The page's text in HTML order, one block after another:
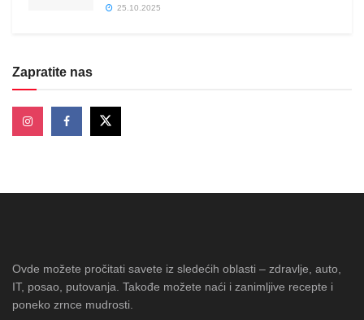
25.10.2025
Zapratite nas
Ovde možete pročitati savete iz sledećih oblasti – zdravlje, auto,
IT, posao, putovanja. Takođe možete naći i zanimljive recepte i
poneko zrnce mudrosti.